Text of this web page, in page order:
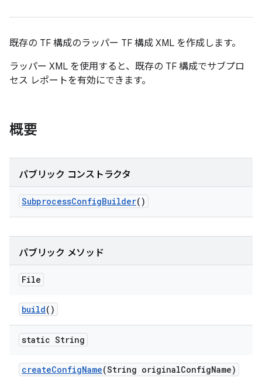
既存の TF 構成のラッパー TF 構成 XML を作成します。
ラッパー XML を使用すると、既存の TF 構成でサブプロ
セス レポートを有効にできます。
概要
パブリック コンストラクタ
SubprocessConfigBuilder()
パブリック メソッド
File
build()
static String
createConfigName(String originalConfigName)